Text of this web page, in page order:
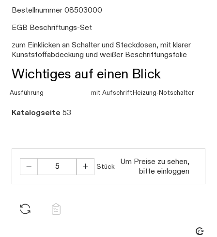
Bestellnummer 08503000
EGB Beschriftungs-Set
zum Einklicken an Schalter und Steckdosen, mit klarer
Kunststoffabdeckung und weißer Beschriftungsfolie
Wichtiges auf einen Blick
Ausführung mit AufschriftHeizung-Notschalter
Katalogseite 53
Stück
Um Preise zu sehen,
bitte einloggen